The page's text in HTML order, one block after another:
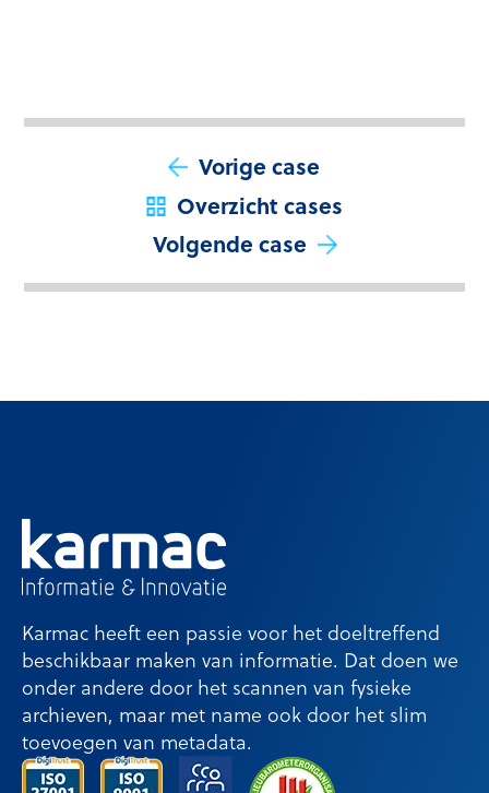
Vorige case
Overzicht cases
Volgende case
Karmac heeft een passie voor het doeltreffend
beschikbaar maken van informatie. Dat doen we
onder andere door het scannen van fysieke
archieven, maar met name ook door het slim
toevoegen van metadata.